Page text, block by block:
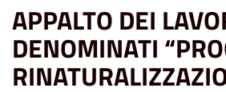
APPALTO DEI
DENOMINATI